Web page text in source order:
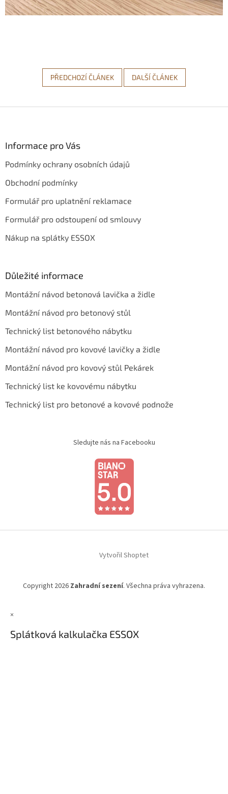
PŘEDCHOZÍ ČLÁNEK DALŠÍ ČLÁNEK
Informace pro Vás
Podmínky ochrany osobních údajů
Obchodní podmínky
Formulář pro uplatnění reklamace
Formulář pro odstoupení od smlouvy
Nákup na splátky ESSOX
Důležité informace
Montážní návod betonová lavička a židle
Montážní návod pro betonový stůl
Technický list betonového nábytku
Montážní návod pro kovové lavičky a židle
Montážní návod pro kovový stůl Pekárek
Technický list ke kovovému nábytku
Technický list pro betonové a kovové podnože
Sledujte nás na Facebooku
Vytvořil Shoptet
Copyright 2026 Zahradní sezení. Všechna práva vyhrazena.
×
Splátková kalkulačka ESSOX